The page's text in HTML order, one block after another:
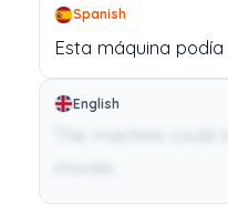
Spanish
Esta máquina podía
English